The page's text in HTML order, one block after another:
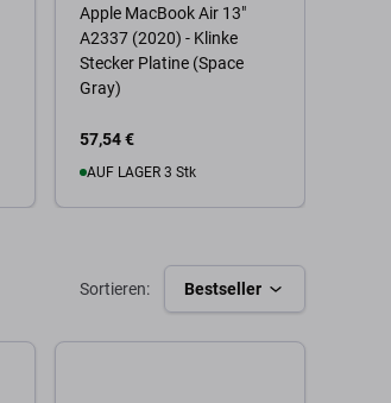
Apple MacBook Air 13"
A2337 (2020) - Klinke
Stecker Platine (Space
Gray)
57,54 €
AUF LAGER 3 Stk
Sortieren: Bestseller